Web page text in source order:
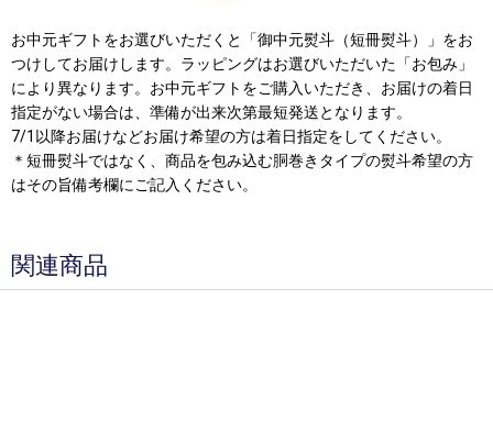
お中元ギフトをお選びいただくと「御中元熨斗（短冊熨斗）」をお
つけしてお届けします。ラッピングはお選びいただいた「お包み」
により異なります。お中元ギフトをご購入いただき、お届けの着日
指定がない場合は、準備が出来次第最短発送となります。
7/1以降お届けなどお届け希望の方は着日指定をしてください。
＊短冊熨斗ではなく、商品を包み込む胴巻きタイプの熨斗希望の方
はその旨備考欄にご記入ください。
関連商品